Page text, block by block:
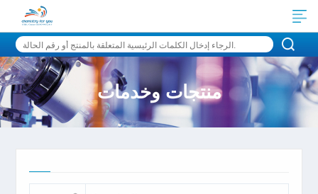
منتجات وخدمات